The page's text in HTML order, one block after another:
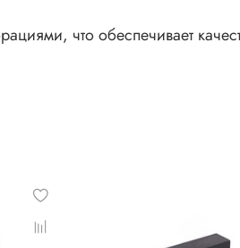
что обеспечивает